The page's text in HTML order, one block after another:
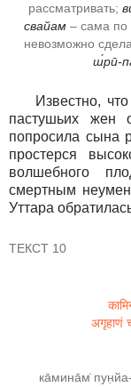
рассматривать;
свайам– сама по
невозможно
ш́рӣ-
Известно,
пастушьих жен
попросила сына
простерся
волшебного
смертным
Уттара
ТЕКСТ 10
अगृहाणं
ка̄мина̄м̇